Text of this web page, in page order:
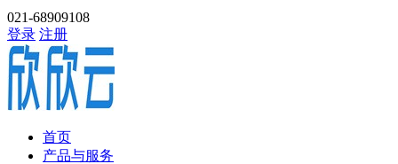
021-68909108
登录 注册
首页
产品与服务